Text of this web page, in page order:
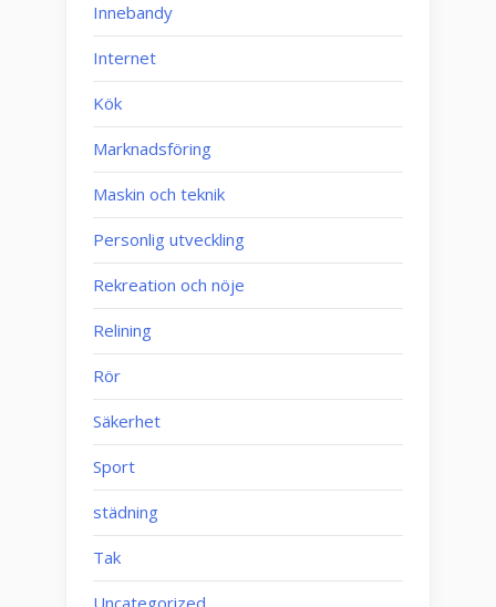
Innebandy
Internet
Kök
Marknadsföring
Maskin och teknik
Personlig utveckling
Rekreation och nöje
Relining
Rör
Säkerhet
Sport
städning
Tak